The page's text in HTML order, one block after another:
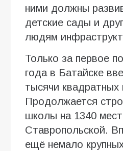
ними должны
детские сады и
людям
Только за первое
года в Батайске
тысячи
Продолжается
школы на 1340
Ставропольской.
ещё немало